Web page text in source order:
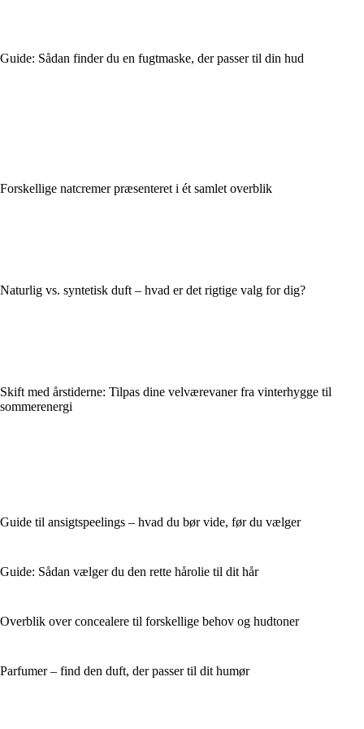
Guide: Sådan finder du en fugtmaske, der passer til din hud
Forskellige natcremer præsenteret i ét samlet overblik
Naturlig vs. syntetisk duft – hvad er det rigtige valg for dig?
Skift med årstiderne: Tilpas dine velværevaner fra vinterhygge til
sommerenergi
Guide til ansigtspeelings – hvad du bør vide, før du vælger
Guide: Sådan vælger du den rette hårolie til dit hår
Overblik over concealere til forskellige behov og hudtoner
Parfumer – find den duft, der passer til dit humør